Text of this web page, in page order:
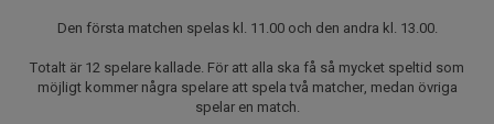
Den första matchen spelas kl. 11.00 och den andra kl. 13.00.
Totalt är 12 spelare kallade. För att alla ska få så mycket speltid som
möjligt kommer några spelare att spela två matcher, medan övriga
spelar en match.